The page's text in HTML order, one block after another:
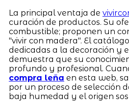
La principal ventaja de
curación de productos. Su
combustible; proponen un
"vivir con madera". El
dedicadas a la decoración y
demuestra que su
profundo y profesional.
compra leña en esta web,
por un proceso de selección
baja humedad y el origen